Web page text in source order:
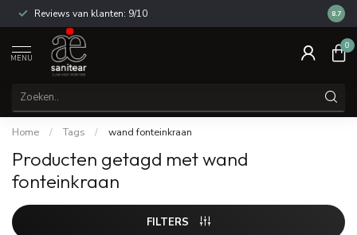
Reviews van klanten: 9/10 14
8.7
MENU
0
Home / Tags / wand fonteinkraan
Producten getagd met wand
fonteinkraan
FILTERS